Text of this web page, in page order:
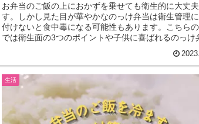
お弁当のご飯の上におかずを乗せても衛生的に大丈
す。しかし見た目が華やかなのっけ弁当は衛生管理
付けないと食中毒になる可能性もあります。こちら
では衛生面の3つのポイントや子供に喜ばれるのっけ
生活